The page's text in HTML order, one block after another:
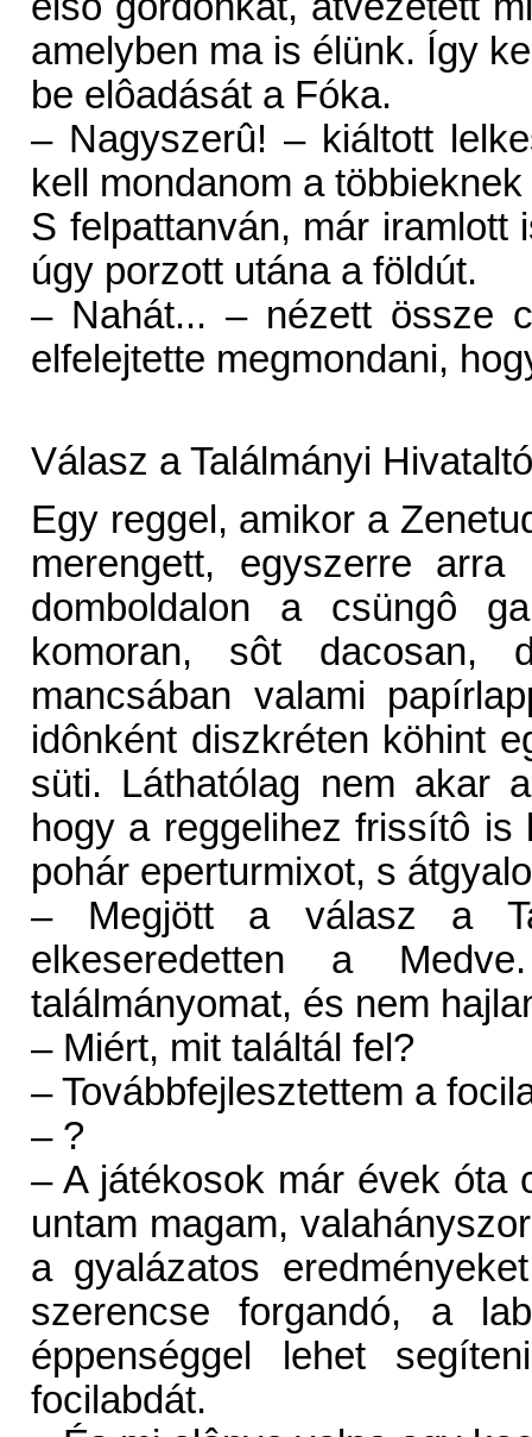
amelyben ma is élünk. Így
be elôadását a Fóka.
– Nagyszerû! – kiáltott
kell mondanom a
S felpattanván, már iramlott
úgy porzott utána a földút.
– Nahát... – nézett össze
elfelejtette megmondani,
Válasz a Találmányi
Egy reggel, amikor a
merengett, egyszerre
domboldalon a csüngô
komoran, sôt dacosan,
mancsában valami
idônként diszkréten köhint
süti. Láthatólag nem akar
hogy a reggelihez frissítô
pohár eperturmixot, s
– Megjött a válasz a
elkeseredetten a
találmányomat, és nem
– Miért, mit találtál fel?
– Továbbfejlesztettem a
– ?
– A játékosok már évek óta
untam magam,
a gyalázatos
szerencse forgandó, a
éppenséggel lehet
focilabdát.